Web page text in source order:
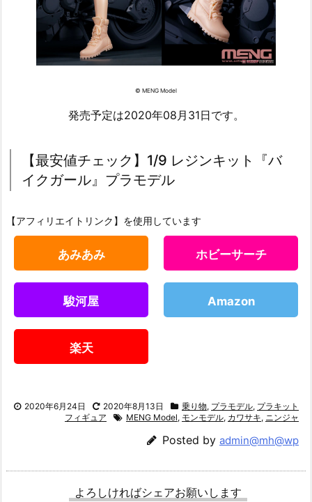
© MENG Model
発売予定は2020年08月31日です。
【最安値チェック】1/9 レジンキット『バ
イクガール』プラモデル
【アフィリエイトリンク】を使用しています
あみあみ ホビーサーチ
駿河屋 Amazon
楽天
2020年6月24日 2020年8月13日 乗り物, プラモデル, プラキット
フィギュア
MENG Model, モンモデル, カワサキ, ニンジャ
Posted by admin@mh@wp
よろしければシェアお願いします